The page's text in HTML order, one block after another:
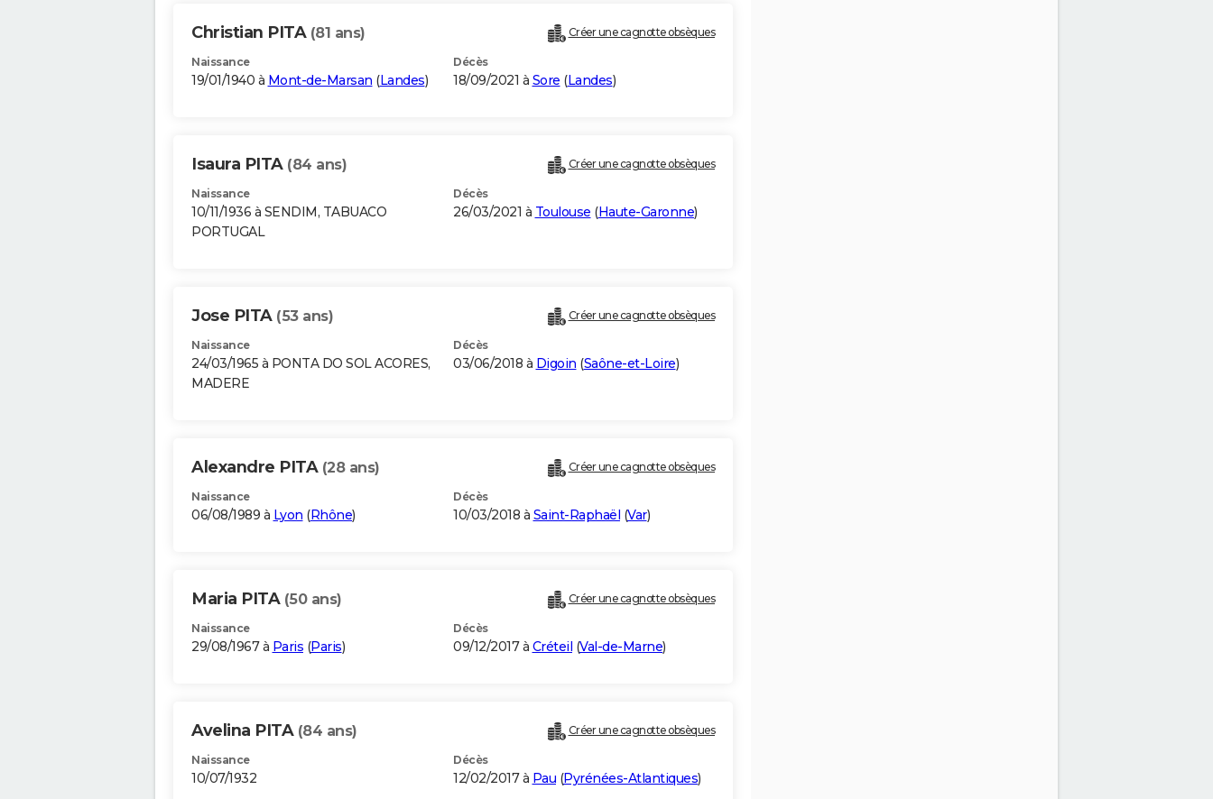
Christian PITA (81 ans) Créer une cagnotte obsèques
Naissance
19/01/1940 à Mont-de-Marsan (Landes)
Décès
18/09/2021 à Sore (Landes)
Isaura PITA (84 ans) Créer une cagnotte obsèques
Naissance
10/11/1936 à SENDIM, TABUACO
PORTUGAL
Décès
26/03/2021 à Toulouse (Haute-Garonne)
Jose PITA (53 ans) Créer une cagnotte obsèques
Naissance
24/03/1965 à PONTA DO SOL ACORES,
MADERE
Décès
03/06/2018 à Digoin (Saône-et-Loire)
Alexandre PITA (28 ans) Créer une cagnotte obsèques
Naissance
06/08/1989 à Lyon (Rhône)
Décès
10/03/2018 à Saint-Raphaël (Var)
Maria PITA (50 ans) Créer une cagnotte obsèques
Naissance
29/08/1967 à Paris (Paris)
Décès
09/12/2017 à Créteil (Val-de-Marne)
Avelina PITA (84 ans) Créer une cagnotte obsèques
Naissance
10/07/1932
Décès
12/02/2017 à Pau (Pyrénées-Atlantiques)